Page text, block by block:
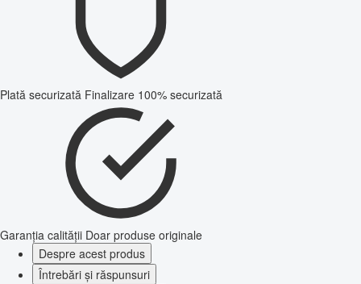
Plată securizată Finalizare 100% securizată
Garanția calității Doar produse originale
Despre acest produs
Întrebări și răspunsuri